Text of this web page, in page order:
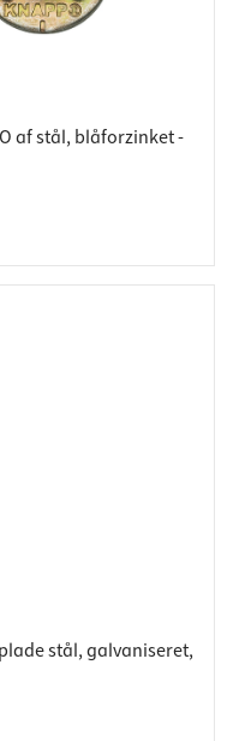
af stål, blåforzinket -
stål, galvaniseret,